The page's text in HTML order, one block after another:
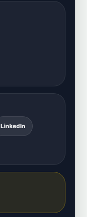
LinkedIn